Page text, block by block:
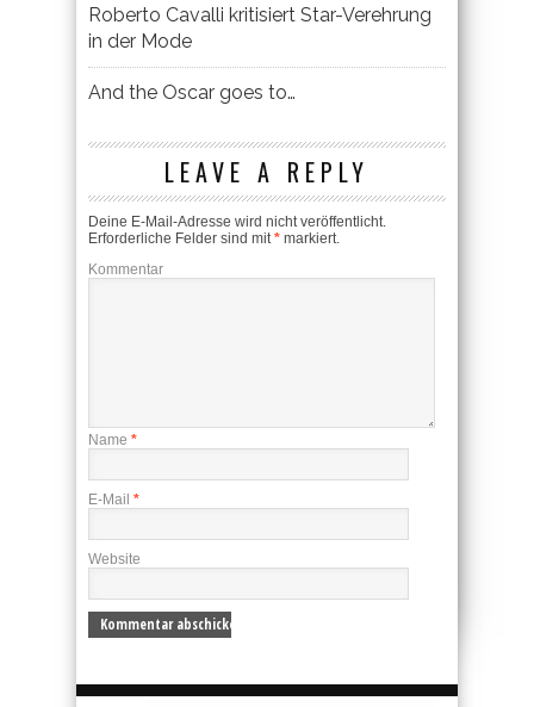
Roberto Cavalli kritisiert Star-Verehrung
in der Mode
And the Oscar goes to…
LEAVE A REPLY
Deine E-Mail-Adresse wird nicht veröffentlicht.
Erforderliche Felder sind mit* markiert.
Kommentar
Name *
E-Mail *
Website